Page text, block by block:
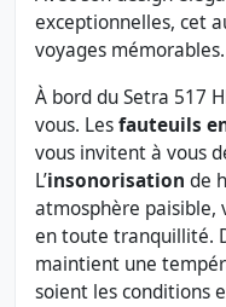
exceptionnelles, cet
voyages mémorables.
À bord du Setra 517
vous. Lesfauteuils
vous invitent à vous
L’insonorisation de
atmosphère paisible,
en toute tranquillité.
maintient une
soient les conditions